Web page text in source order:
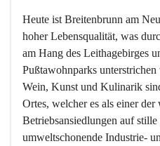
Heute ist Breitenbrunn am
hoher Lebensqualität, was
am Hang des Leithagebirges
Pußtawohnparks
Wein, Kunst und Kulinarik
Ortes, welcher es als einer
Betriebsansiedlungen auf
umweltschonende Industrie-